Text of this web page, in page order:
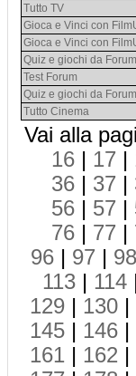
Tutto TV
Gioca e Vinci con
Gioca e Vinci con
Quiz e giochi da Forum
Test Forum
Quiz e giochi da Forum
Tutto Cinema
Vai alla
16 | 17 |
36 | 37 |
56 | 57 |
76 | 77 |
96 | 97 | 98
113 | 114
129 | 130 |
145 | 146 |
161 | 162 |